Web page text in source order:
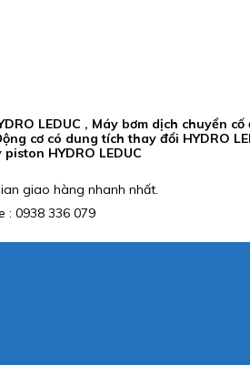
LEDUC , Máy bơm dịch chuyển
cơ có dung tích thay đổi HYDRO
HYDRO LEDUC
giao hàng nhanh nhất.
: 0938 336 079